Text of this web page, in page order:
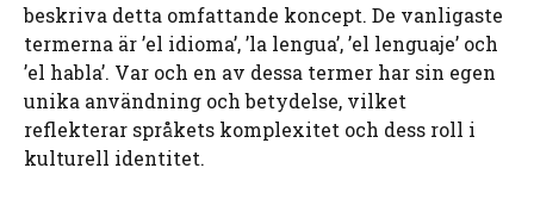
beskriva detta omfattande koncept. De vanligaste
termerna är ’el idioma’, ’la lengua’, ’el lenguaje’ och
’el habla’. Var och en av dessa termer har sin egen
unika användning och betydelse, vilket
reflekterar språkets komplexitet och dess roll i
kulturell identitet.